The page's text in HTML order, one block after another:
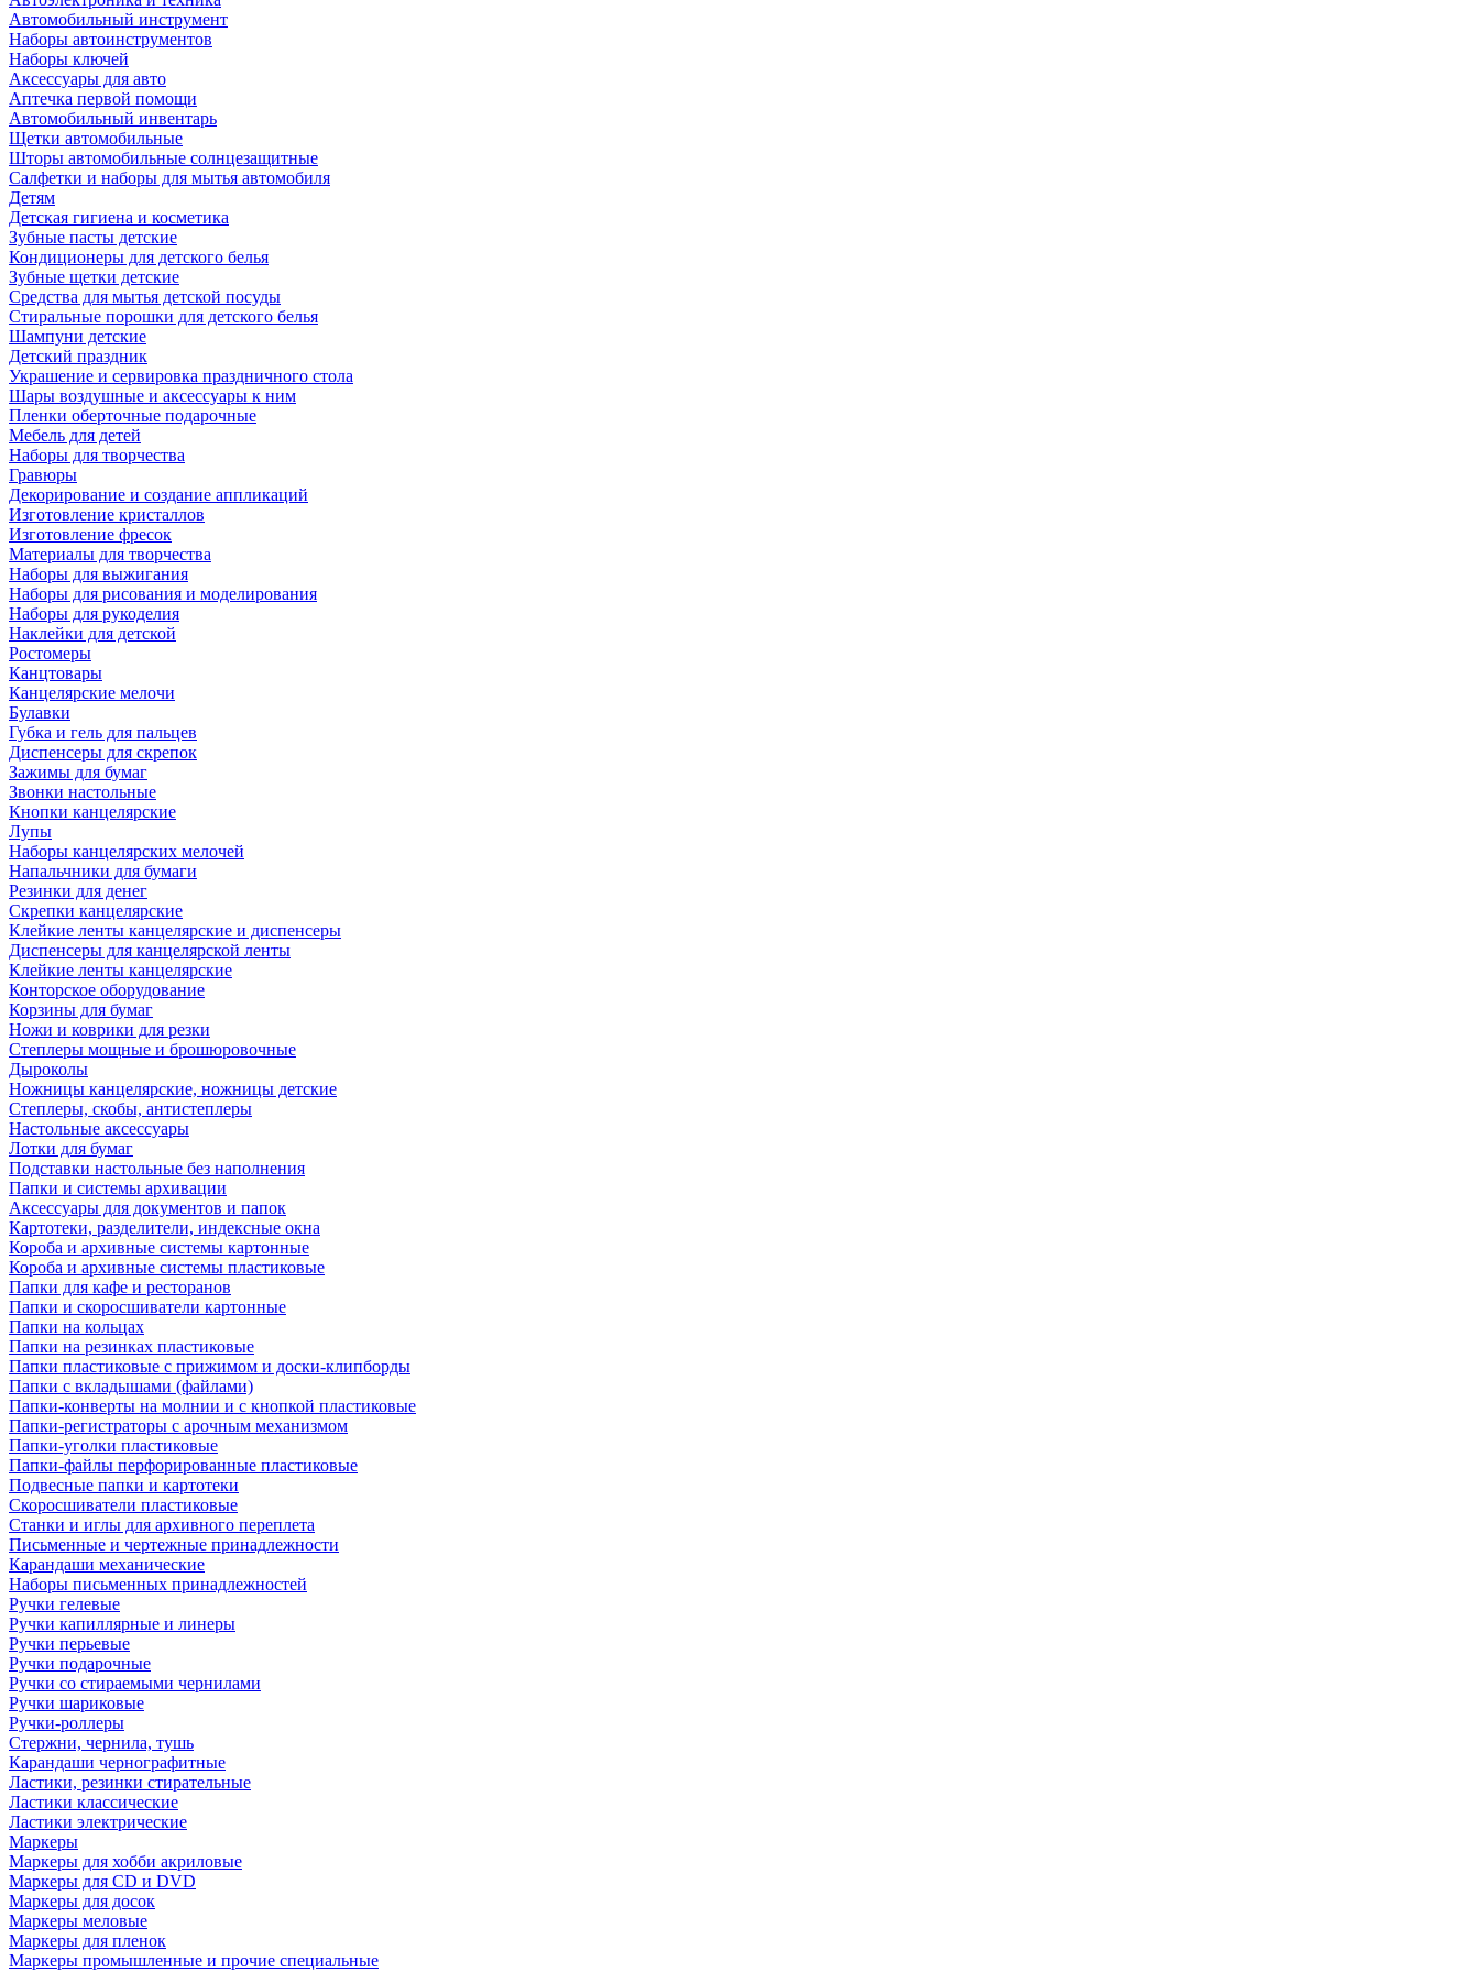
Автомобильный инструмент
Наборы автоинструментов
Наборы ключей
Аксессуары для авто
Аптечка первой помощи
Автомобильный инвентарь
Щетки автомобильные
Шторы автомобильные солнцезащитные
Салфетки и наборы для мытья автомобиля
Детям
Детская гигиена и косметика
Зубные пасты детские
Кондиционеры для детского белья
Зубные щетки детские
Средства для мытья детской посуды
Стиральные порошки для детского белья
Шампуни детские
Детский праздник
Украшение и сервировка праздничного стола
Шары воздушные и аксессуары к ним
Пленки оберточные подарочные
Мебель для детей
Наборы для творчества
Гравюры
Декорирование и создание аппликаций
Изготовление кристаллов
Изготовление фресок
Материалы для творчества
Наборы для выжигания
Наборы для рисования и моделирования
Наборы для рукоделия
Наклейки для детской
Ростомеры
Канцтовары
Канцелярские мелочи
Булавки
Губка и гель для пальцев
Диспенсеры для скрепок
Зажимы для бумаг
Звонки настольные
Кнопки канцелярские
Лупы
Наборы канцелярских мелочей
Напальчники для бумаги
Резинки для денег
Скрепки канцелярские
Клейкие ленты канцелярские и диспенсеры
Диспенсеры для канцелярской ленты
Клейкие ленты канцелярские
Конторское оборудование
Корзины для бумаг
Ножи и коврики для резки
Степлеры мощные и брошюровочные
Дыроколы
Ножницы канцелярские, ножницы детские
Степлеры, скобы, антистеплеры
Настольные аксессуары
Лотки для бумаг
Подставки настольные без наполнения
Папки и системы архивации
Аксессуары для документов и папок
Картотеки, разделители, индексные окна
Короба и архивные системы картонные
Короба и архивные системы пластиковые
Папки для кафе и ресторанов
Папки и скоросшиватели картонные
Папки на кольцах
Папки на резинках пластиковые
Папки пластиковые с прижимом и доски-клипборды
Папки с вкладышами (файлами)
Папки-конверты на молнии и с кнопкой пластиковые
Папки-регистраторы с арочным механизмом
Папки-уголки пластиковые
Папки-файлы перфорированные пластиковые
Подвесные папки и картотеки
Скоросшиватели пластиковые
Станки и иглы для архивного переплета
Письменные и чертежные принадлежности
Карандаши механические
Наборы письменных принадлежностей
Ручки гелевые
Ручки капиллярные и линеры
Ручки перьевые
Ручки подарочные
Ручки со стираемыми чернилами
Ручки шариковые
Ручки-роллеры
Стержни, чернила, тушь
Карандаши чернографитные
Ластики, резинки стирательные
Ластики классические
Ластики электрические
Маркеры
Маркеры для хобби акриловые
Маркеры для CD и DVD
Маркеры для досок
Маркеры меловые
Маркеры для пленок
Маркеры промышленные и прочие специальные